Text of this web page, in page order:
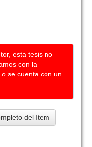
esta tesis no
con la
se cuenta con un
del ítem